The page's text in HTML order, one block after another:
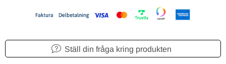
Ställ din fråga kring produkten